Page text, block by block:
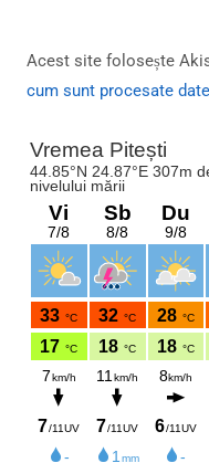
Acest site folosește
cum sunt procesate